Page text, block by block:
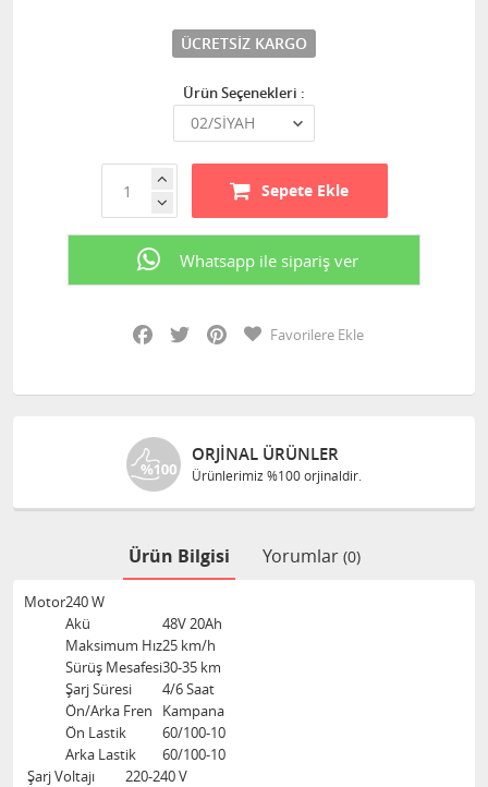
ÜCRETSIZ KARGO
Ürün Seçenekleri :
Sepete Ekle
Whatsapp ile sipariş ver
Facebook
Twitter PinterestFavorilere Ekle
ORJINAL ÜRÜNLER
Ürünlerimiz %100 orjinaldir.
Ürün Bilgisi Yorumlar (0)
Motor240 W
Akü
48V 20Ah
Maksimum Hız25 km/h
Sürüş Mesafesi30-35 km
Şarj Süresi
4/6 Saat
Ön/Arka Fren
Kampana
Ön Lastik
60/100-10
Arka Lastik
60/100-10
Şarj Voltajı
220-240 V